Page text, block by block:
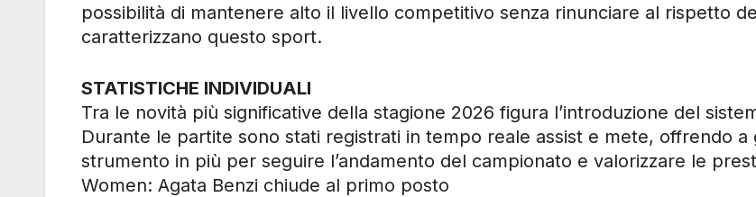
possibilità di mantenere alto il livello competitivo senza rinunciare al rispetto
caratterizzano questo sport.
STATISTICHE INDIVIDUALI
Tra le novità più significative della stagione 2026 figura l’introduzione del
Durante le partite sono stati registrati in tempo reale assist e mete, offrendo
strumento in più per seguire l’andamento del campionato e valorizzare le
Women: Agata Benzi chiude al primo posto